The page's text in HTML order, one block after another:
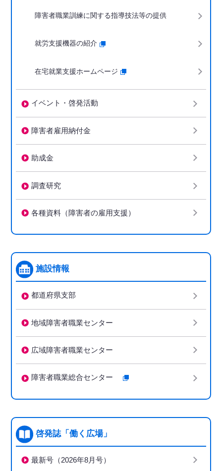
障害者職業訓練に関する指導技法等の提供
就労支援機器の紹介
在宅就業支援ホームページ
イベント・啓発活動
障害者雇用納付金
助成金
調査研究
各種資料（障害者の雇用支援）
施設情報
都道府県支部
地域障害者職業センター
広域障害者職業センター
障害者職業総合センター
啓発誌「働く広場」
最新号（2026年8月号）